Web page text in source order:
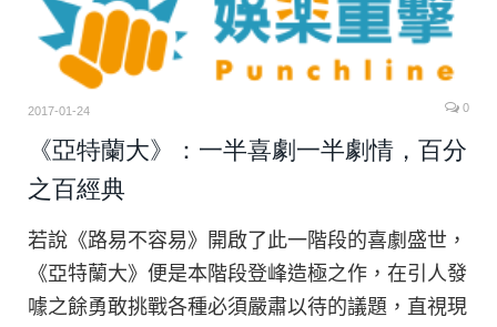
2017-01-24 0
《亞特蘭大》：一半喜劇一半劇情，百分
之百經典
若說《路易不容易》開啟了此一階段的喜劇盛世，
《亞特蘭大》便是本階段登峰造極之作，在引人發
噱之餘勇敢挑戰各種必須嚴肅以待的議題，直視現